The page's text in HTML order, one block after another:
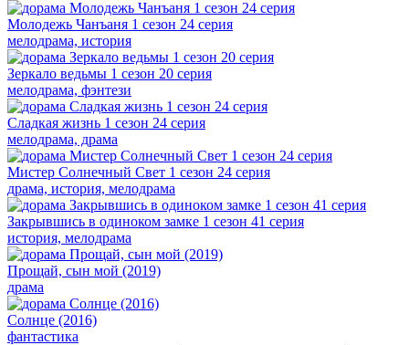
Молодежь Чанъаня 1 сезон 24 серия
мелодрама, история
Зеркало ведьмы 1 сезон 20 серия
мелодрама, фэнтези
Сладкая жизнь 1 сезон 24 серия
мелодрама, драма
Мистер Солнечный Свет 1 сезон 24 серия
драма, история, мелодрама
Закрывшись в одиноком замке 1 сезон 41 серия
история, мелодрама
Прощай, сын мой (2019)
драма
Солнце (2016)
фантастика